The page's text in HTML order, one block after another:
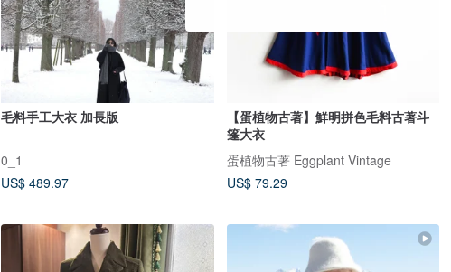
毛料手工大衣 加長版
0_1
US$ 489.97
【蛋植物古著】鮮明拼色毛料古著斗
篷大衣
蛋植物古著 Eggplant Vintage
US$ 79.29